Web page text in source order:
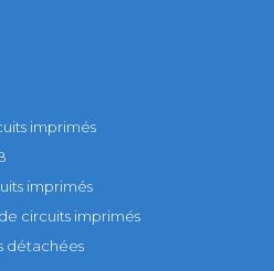
imprimés
imprimés
circuits imprimés
détachées